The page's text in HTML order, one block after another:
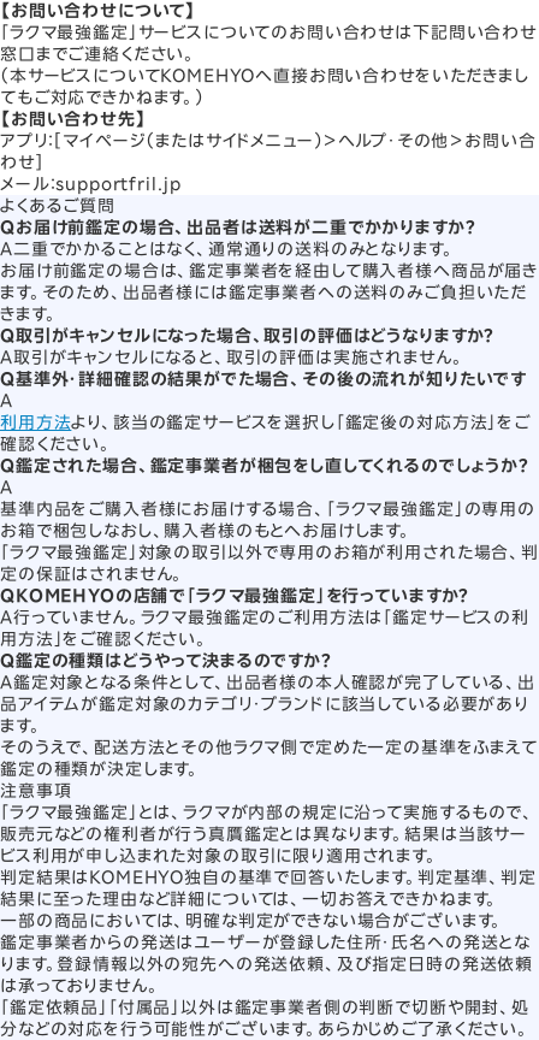
【お問い合わせについて】
「ラクマ最強鑑定」サービスについてのお問い合わせは下記問い合わせ
窓口までご連絡ください。
（本サービスについてKOMEHYOへ直接お問い合わせをいただきまし
てもご対応できかねます。）
【お問い合わせ先】
アプリ：［マイページ（またはサイドメニュー）＞ヘルプ・その他＞お問い合
わせ］
メール：supportfril.jp
よくあるご質問
Qお届け前鑑定の場合、出品者は送料が二重でかかりますか？
A二重でかかることはなく、通常通りの送料のみとなります。
お届け前鑑定の場合は、鑑定事業者を経由して購入者様へ商品が届き
ます。そのため、出品者様には鑑定事業者への送料のみご負担いただ
きます。
Q取引がキャンセルになった場合、取引の評価はどうなりますか？
A取引がキャンセルになると、取引の評価は実施されません。
Q基準外・詳細確認の結果がでた場合、その後の流れが知りたいです
A
利用方法より、該当の鑑定サービスを選択し「鑑定後の対応方法」をご
確認ください。
Q鑑定された場合、鑑定事業者が梱包をし直してくれるのでしょうか？
A
基準内品をご購入者様にお届けする場合、「ラクマ最強鑑定」の専用の
お箱で梱包しなおし、購入者様のもとへお届けします。
「ラクマ最強鑑定」対象の取引以外で専用のお箱が利用された場合、判
定の保証はされません。
QKOMEHYOの店舗で「ラクマ最強鑑定」を行っていますか？
A行っていません。ラクマ最強鑑定のご利用方法は「鑑定サービスの利
用方法」をご確認ください。
Q鑑定の種類はどうやって決まるのですか？
A鑑定対象となる条件として、出品者様の本人確認が完了している、出
品アイテムが鑑定対象のカテゴリ・ブランドに該当している必要があり
ます。
そのうえで、配送方法とその他ラクマ側で定めた一定の基準をふまえて
鑑定の種類が決定します。
注意事項
「ラクマ最強鑑定」とは、ラクマが内部の規定に沿って実施するもので、
販売元などの権利者が行う真贋鑑定とは異なります。結果は当該サー
ビス利用が申し込まれた対象の取引に限り適用されます。
判定結果はKOMEHYO独自の基準で回答いたします。判定基準、判定
結果に至った理由など詳細については、一切お答えできかねます。
一部の商品においては、明確な判定ができない場合がございます。
鑑定事業者からの発送はユーザーが登録した住所・氏名への発送とな
ります。登録情報以外の宛先への発送依頼、及び指定日時の発送依頼
は承っておりません。
「鑑定依頼品」「付属品」以外は鑑定事業者側の判断で切断や開封、処
分などの対応を行う可能性がございます。あらかじめご了承ください。